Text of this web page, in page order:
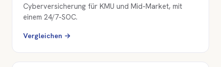
Cyberversicherung für KMU und Mid-Market, mit
einem 24/7-SOC.
Vergleichen →